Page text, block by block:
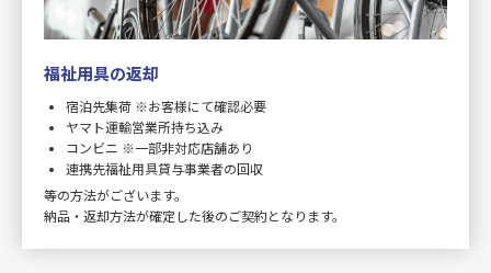
福祉用具の返却
宿泊先集荷 ※お客様にて確認必要
ヤマト運輸営業所持ち込み
コンビニ ※一部非対応店舗あり
連携先福祉用具貸与事業者の回収
等の方法がございます。
納品・返却方法が確定した後のご契約となります。